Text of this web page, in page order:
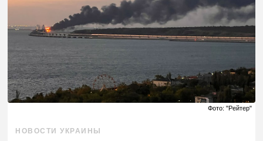
Фото: "Рейтер"
НОВОСТИ УКРАИНЫ